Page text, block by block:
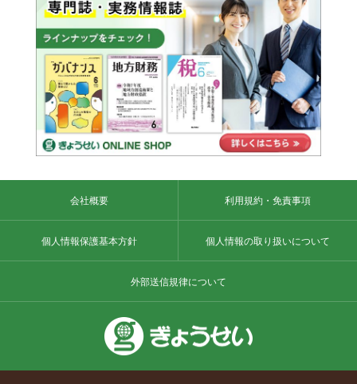
会社概要 利用規約・免責事項
個人情報保護基本方針 個人情報の取り扱いについて
外部送信規律について